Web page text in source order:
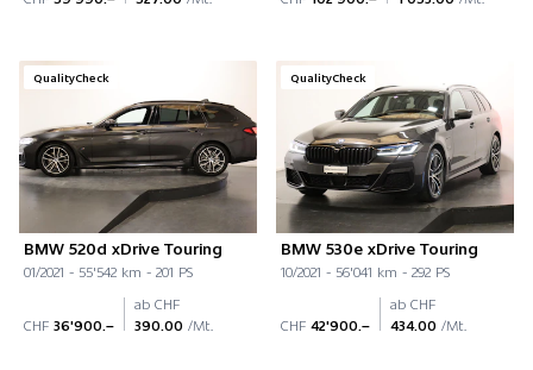
QualityCheck
BMW 520d xDrive Touring
01/2021 - 55'542 km - 201 PS
CHF 36'900.–
ab CHF
390.00 /Mt.
QualityCheck
BMW 530e xDrive Touring
10/2021 - 56'041 km - 292 PS
CHF 42'900.–
ab CHF
434.00 /Mt.